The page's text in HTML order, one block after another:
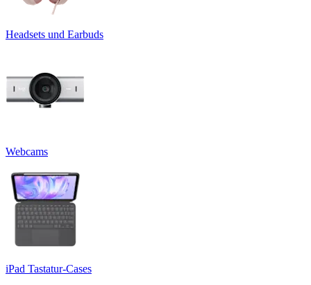
Headsets und Earbuds
Webcams
iPad Tastatur-Cases